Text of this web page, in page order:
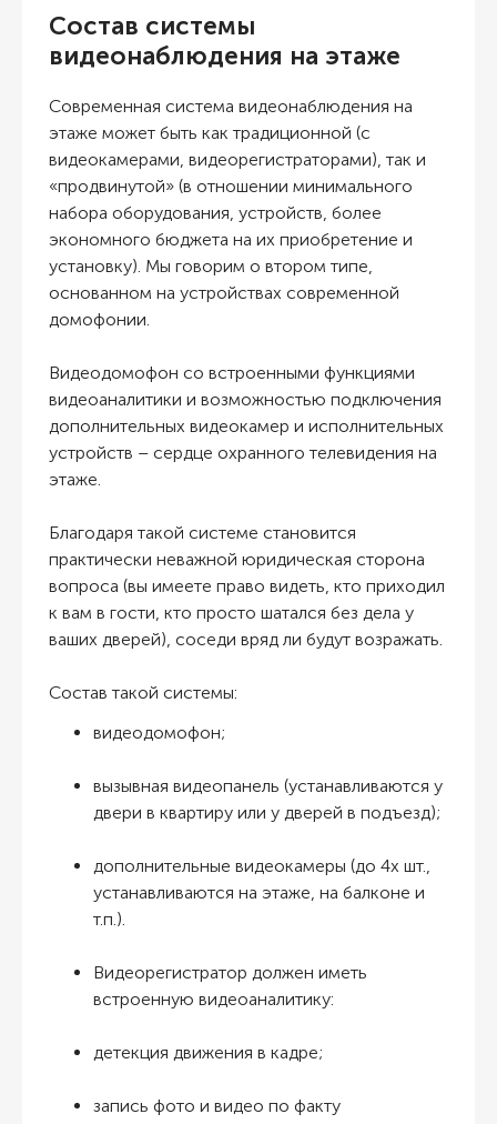
Состав системы
видеонаблюдения на этаже
Современная система видеонаблюдения на
этаже может быть как традиционной (с
видеокамерами, видеорегистраторами), так и
«продвинутой» (в отношении минимального
набора оборудования, устройств, более
экономного бюджета на их приобретение и
установку). Мы говорим о втором типе,
основанном на устройствах современной
домофонии.
Видеодомофон со встроенными функциями
видеоаналитики и возможностью подключения
дополнительных видеокамер и исполнительных
устройств – сердце охранного телевидения на
этаже.
Благодаря такой системе становится
практически неважной юридическая сторона
вопроса (вы имеете право видеть, кто приходил
к вам в гости, кто просто шатался без дела у
ваших дверей), соседи вряд ли будут возражать.
Состав такой системы:
видеодомофон;
вызывная видеопанель (устанавливаются у
двери в квартиру или у дверей в подъезд);
дополнительные видеокамеры (до 4х шт.,
устанавливаются на этаже, на балконе и
т.п.).
Видеорегистратор должен иметь
встроенную видеоаналитику:
детекция движения в кадре;
запись фото и видео по факту